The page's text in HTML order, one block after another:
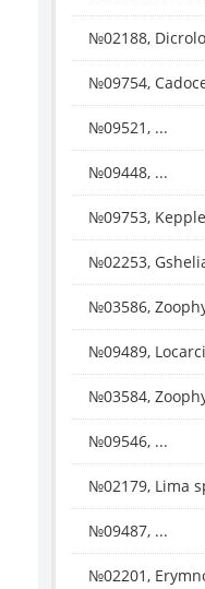
№02188,
№09754,
№09521, ...
№09448, ...
№09753,
№02253,
№03586,
№09489,
№03584,
№09546, ...
№02179, Lima
№09487, ...
№02201,